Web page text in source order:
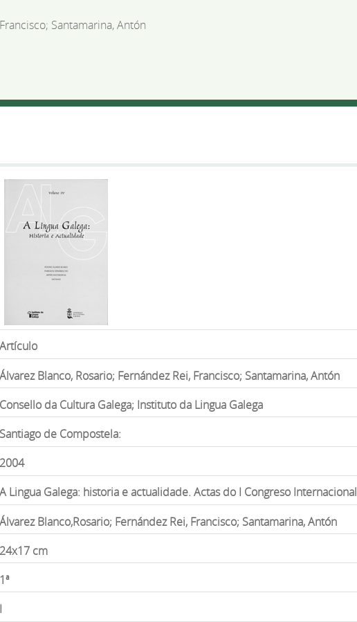
Santamarina, Antón
Artículo
Álvarez Blanco, Rosario; Fernández Rei, Francisco; Santamarina, Antón
Consello da Cultura Galega; Instituto da Lingua Galega
Santiago de Compostela:
2004
A Lingua Galega: historia e actualidade. Actas do I Congreso Internacional
Álvarez Blanco,Rosario; Fernández Rei, Francisco; Santamarina, Antón
24x17 cm
1ª
I